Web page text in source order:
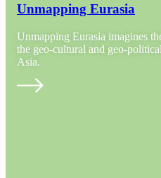
Unmapping Eurasia
Unmapping Eurasia imagines
the geo-cultural and geo-
Asia.